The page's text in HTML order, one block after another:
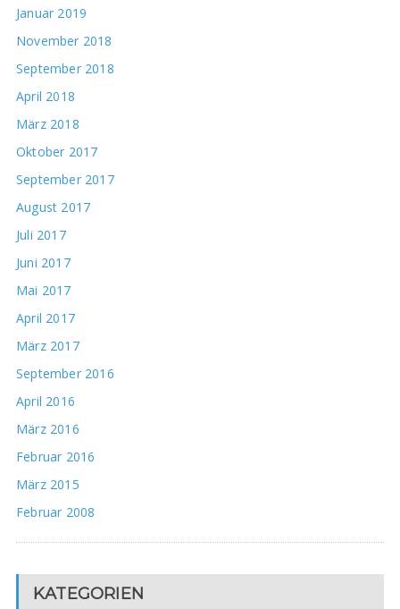
Januar 2019
November 2018
September 2018
April 2018
März 2018
Oktober 2017
September 2017
August 2017
Juli 2017
Juni 2017
Mai 2017
April 2017
März 2017
September 2016
April 2016
März 2016
Februar 2016
März 2015
Februar 2008
KATEGORIEN